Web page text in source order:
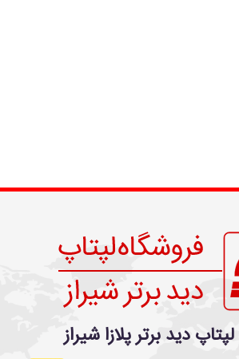
دید برتر پلازا شیراز